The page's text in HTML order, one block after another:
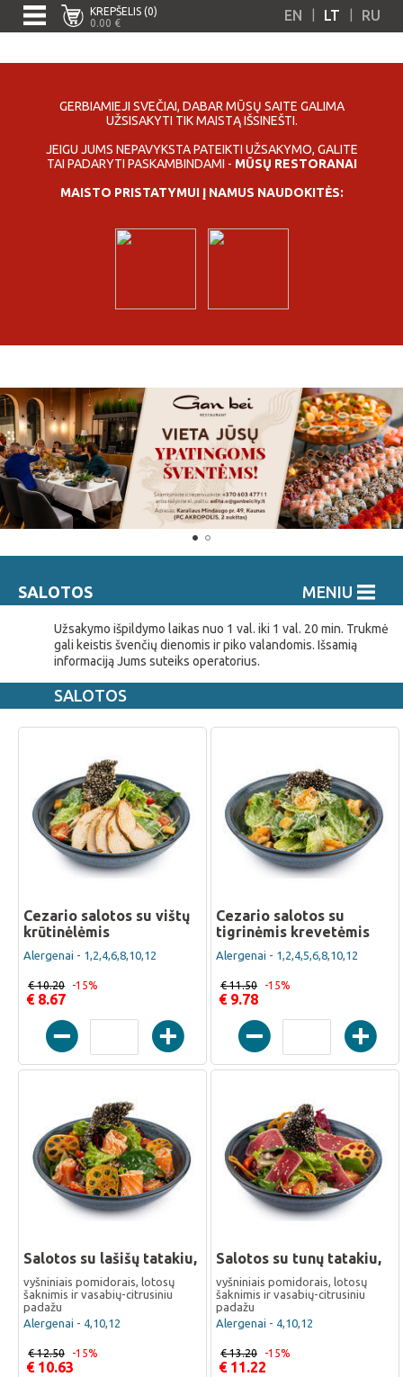
KREPŠELIS (0)
0.00 €
EN LT RU
GERBIAMIEJI SVEČIAI, DABAR MŪSŲ SAITE GALIMA
UŽSISAKYTI TIK MAISTĄ IŠSINEŠTI.
JEIGU JUMS NEPAVYKSTA PATEIKTI UŽSAKYMO, GALITE
TAI PADARYTI PASKAMBINDAMI - MŪSŲ RESTORANAI
MAISTO PRISTATYMUI Į NAMUS NAUDOKITĖS:
MENIU
SALOTOS
Užsakymo išpildymo laikas nuo 1 val. iki 1 val. 20 min. Trukmė
gali keistis švenčių dienomis ir piko valandomis. Išsamią
informaciją Jums suteiks operatorius.
SALOTOS
Cezario salotos su vištų
krūtinėlėmis
Alergenai - 1,2,4,6,8,10,12
€ 8.67
€ 10.20 -15%
Cezario salotos su
tigrinėmis krevetėmis
Alergenai - 1,2,4,5,6,8,10,12
€ 9.78
€ 11.50 -15%
Salotos su lašišų tatakiu,
vyšniniais pomidorais, lotosų
šaknimis ir vasabių-citrusiniu
padažu
Alergenai - 4,10,12
€ 10.63
€ 12.50 -15%
Salotos su tunų tatakiu,
vyšniniais pomidorais, lotosų
šaknimis ir vasabių-citrusiniu
padažu
Alergenai - 4,10,12
€ 11.22
€ 13.20 -15%